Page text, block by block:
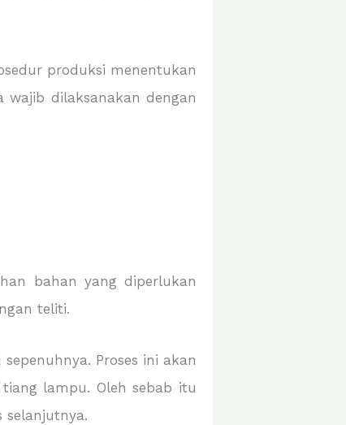
produksi menentukan
dilaksanakan dengan
bahan yang diperlukan
teliti.
Proses ini akan
lampu. Oleh sebab itu
selanjutnya.